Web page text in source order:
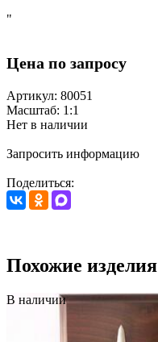
"
Цена по запросу
Артикул: 80051
Масштаб: 1:1
Нет в наличии
Запросить информацию
Поделиться:
Похожие изделия
В наличии